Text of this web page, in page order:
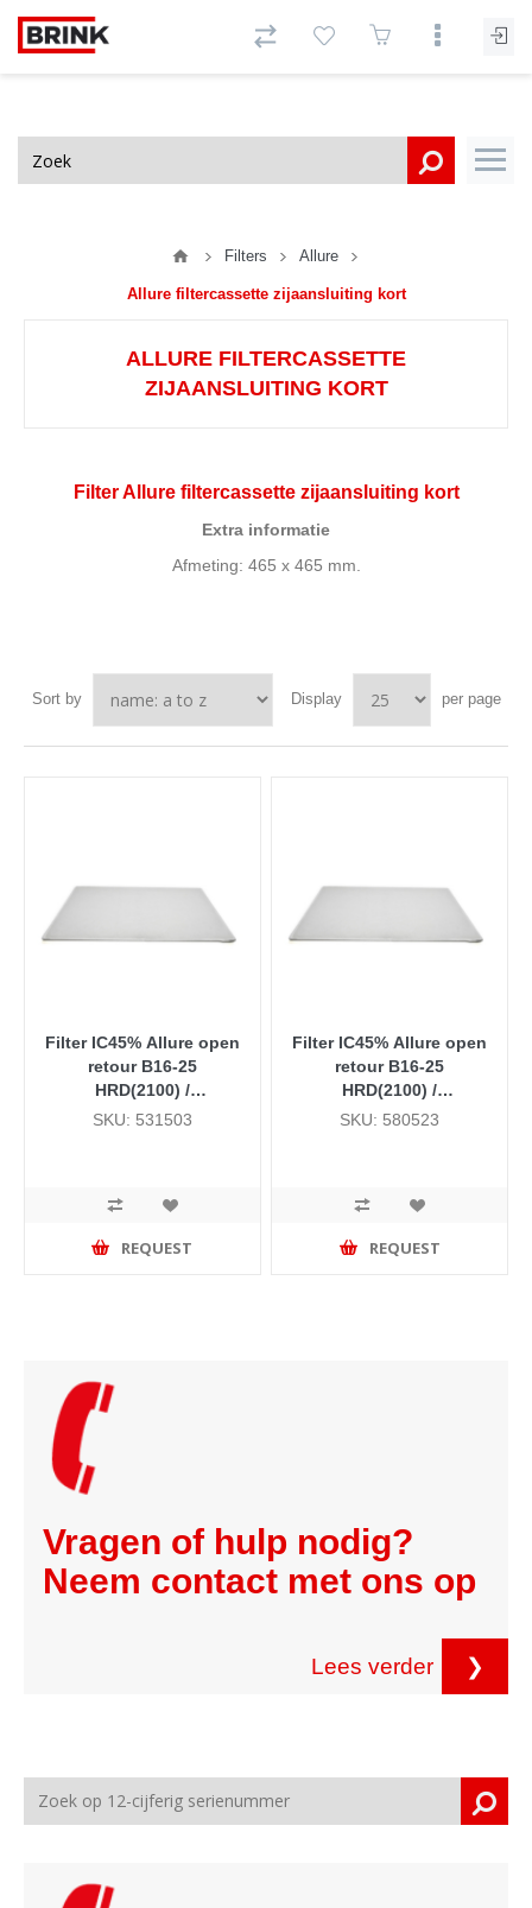
Filters Allure
Allure filtercassette zijaansluiting kort
ALLURE FILTERCASSETTE
ZIJAANSLUITING KORT
Filter Allure filtercassette zijaansluiting kort
Extra informatie
Afmeting: 465 x 465 mm.
Sort by Display per page
Filter IC45% Allure open
retour B16-25
HRD(2100) /
zijaansluiting kort / SWB
SKU: 531503
REQUEST
Filter IC45% Allure open
retour B16-25
HRD(2100) /
zijaansluiting kort / SWB
SKU: 580523
REQUEST
Vragen of hulp nodig?
Neem contact met ons op
Lees verder ❯